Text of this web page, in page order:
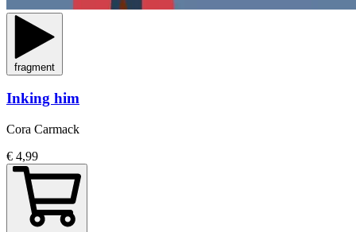
fragment
Inking him
Cora Carmack
€ 4,99